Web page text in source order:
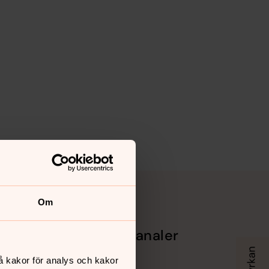
Om
kakor för analys och kakor
Sociala kanaler
Facebook